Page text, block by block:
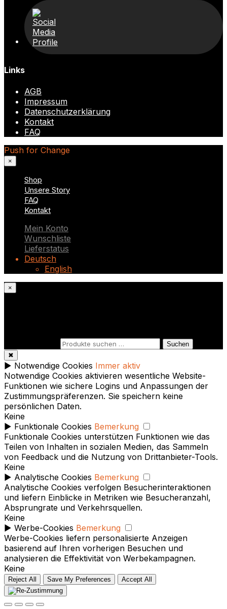
Links
AGB
Impressum
Datenschutzerklärung
Kontakt
FAQ
Push for Change
×
Shop
Unsere Story
FAQ
Kontakt
Mein Konto
Wunschliste
Lieferstatus
Deutsch
English
×
Suchen
✖
► Notwendige Cookies Immer aktiv
Notwendige Cookies aktivieren wesentliche Website-
Funktionen wie sichere Logins und Anpassungen der
Zustimmungspräferenzen. Sie speichern keine
persönlichen Daten.
Keine
► Funktionale Cookies Bemerkung
Funktionale Cookies unterstützen Funktionen wie das
Teilen von Inhalten in sozialen Medien, das Sammeln
von Feedback und die Nutzung von Drittanbieter-Tools.
Keine
► Analytische Cookies Bemerkung
Analytische Cookies verfolgen Besucherinteraktionen
und liefern Einblicke in Metriken wie Besucheranzahl,
Absprungrate und Verkehrsquellen.
Keine
► Werbe-Cookies Bemerkung
Werbe-Cookies liefern personalisierte Anzeigen
basierend auf Ihren vorherigen Besuchen und
analysieren die Effektivität von Werbekampagnen.
Keine
Reject All Save My Preferences Accept All